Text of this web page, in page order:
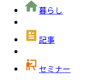
暮らし
記事
セミナー